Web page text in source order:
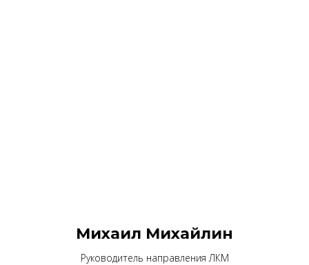
Михаил Михайлин
Руководитель направления ЛКМ